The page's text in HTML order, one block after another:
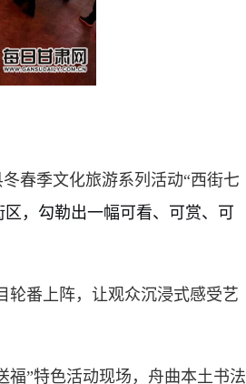
春季文化旅游系列活动“西街七
区，勾勒出一幅可看、可赏、可
番上阵，让观众沉浸式感受艺
”特色活动现场，舟曲本土书法